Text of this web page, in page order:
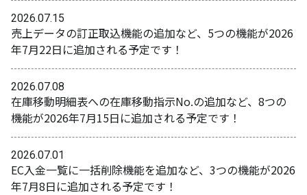
2026.07.15
売上データの訂正取込機能の追加など、5つの機能が2026
年7月22日に追加される予定です！
2026.07.08
在庫移動明細表への在庫移動指示No.の追加など、8つの
機能が2026年7月15日に追加される予定です！
2026.07.01
EC入金一覧に一括削除機能を追加など、3つの機能が2026
年7月8日に追加される予定です！